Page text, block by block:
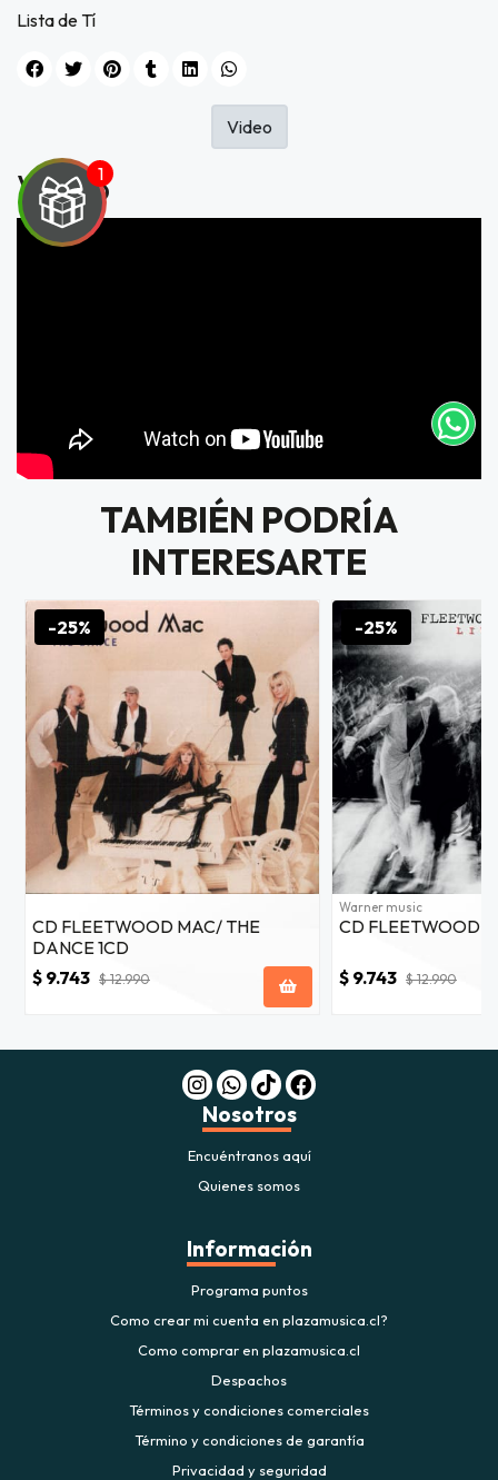
JUGAR
Lista de Tí
Video
Video
TAMBIÉN PODRÍA
INTERESARTE
-25%
CD FLEETWOOD MAC/ THE
DANCE 1CD
$ 9.743 $ 12.990
-25%
Warner music
CD FLEETWOOD
$ 9.743 $ 12.990
Nosotros
Encuéntranos aquí
Quienes somos
Información
Programa puntos
Como crear mi cuenta en plazamusica.cl?
Como comprar en plazamusica.cl
Despachos
Términos y condiciones comerciales
Término y condiciones de garantía
Privacidad y seguridad